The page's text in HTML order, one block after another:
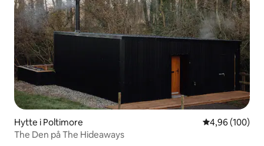
Hytte i Poltimore 4,96 ud af 5 i
4,96 (100)
The Den på The Hideaways